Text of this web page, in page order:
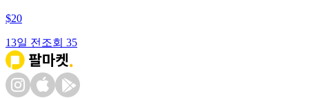
$20
13일 전 조회 35